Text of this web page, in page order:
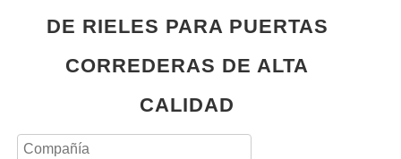
DE RIELES PARA PUERTAS
CORREDERAS DE ALTA
CALIDAD